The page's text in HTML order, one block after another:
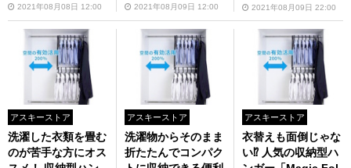
2021年08月08日 12:00 2021年08月09日 12:00
ト自転車ヘルメッ
ト」
2021年08月09日 22:00
アスキーストア
洗濯した衣類を畳む
のが苦手な方にオス
アスキーストア
洗濯物からそのまま
折たたんでコンパク
アスキーストア
衣替えも面倒じゃな
い⁉ 人気の収納型ハ